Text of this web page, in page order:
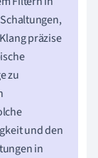
präzise
zu
und den
in